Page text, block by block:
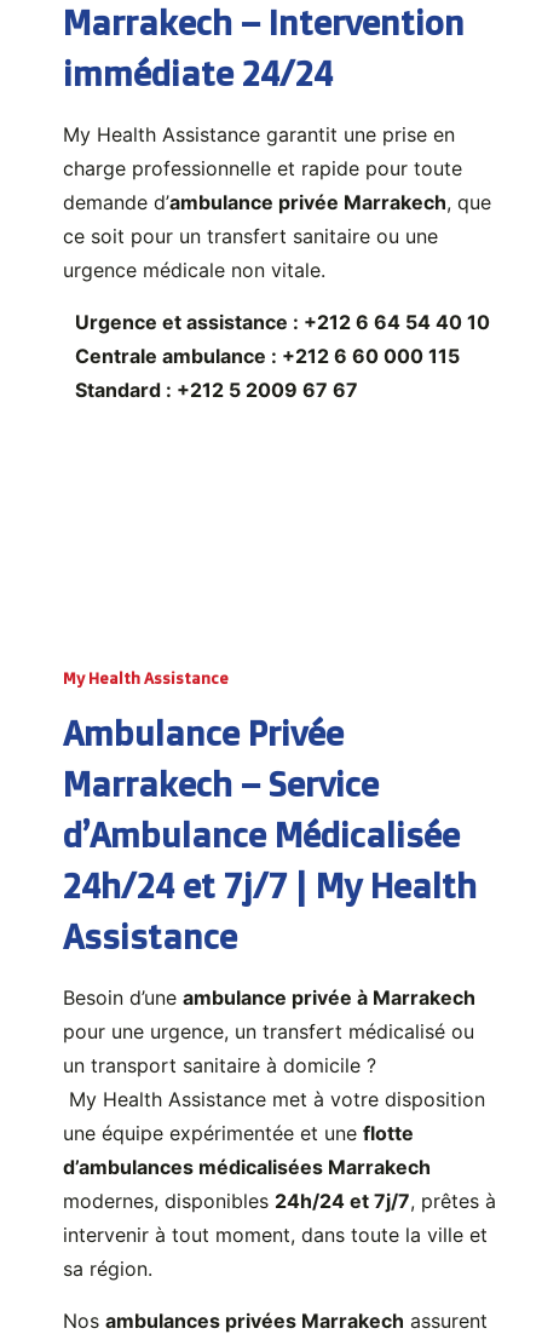
Marrakech – Intervention
immédiate 24/24
My Health Assistance garantit une prise en
charge professionnelle et rapide pour toute
demande d’ambulance privée Marrakech, que
ce soit pour un transfert sanitaire ou une
urgence médicale non vitale.
Urgence et assistance : +212 6 64 54 40 10
Centrale ambulance : +212 6 60 000 115
Standard : +212 5 2009 67 67
My Health Assistance
Ambulance Privée
Marrakech – Service
d’Ambulance Médicalisée
24h/24 et 7j/7 | My Health
Assistance
Besoin d’uneambulance privée à Marrakech
pour une urgence, un transfert médicalisé ou
un transport sanitaire à domicile ?
My Health Assistance met à votre disposition
une équipe expérimentée et uneflotte
d’ambulances médicalisées Marrakech
modernes, disponibles 24h/24 et 7j/7, prêtes à
intervenir à tout moment, dans toute la ville et
sa région.
Nosambulances privées Marrakech assurent